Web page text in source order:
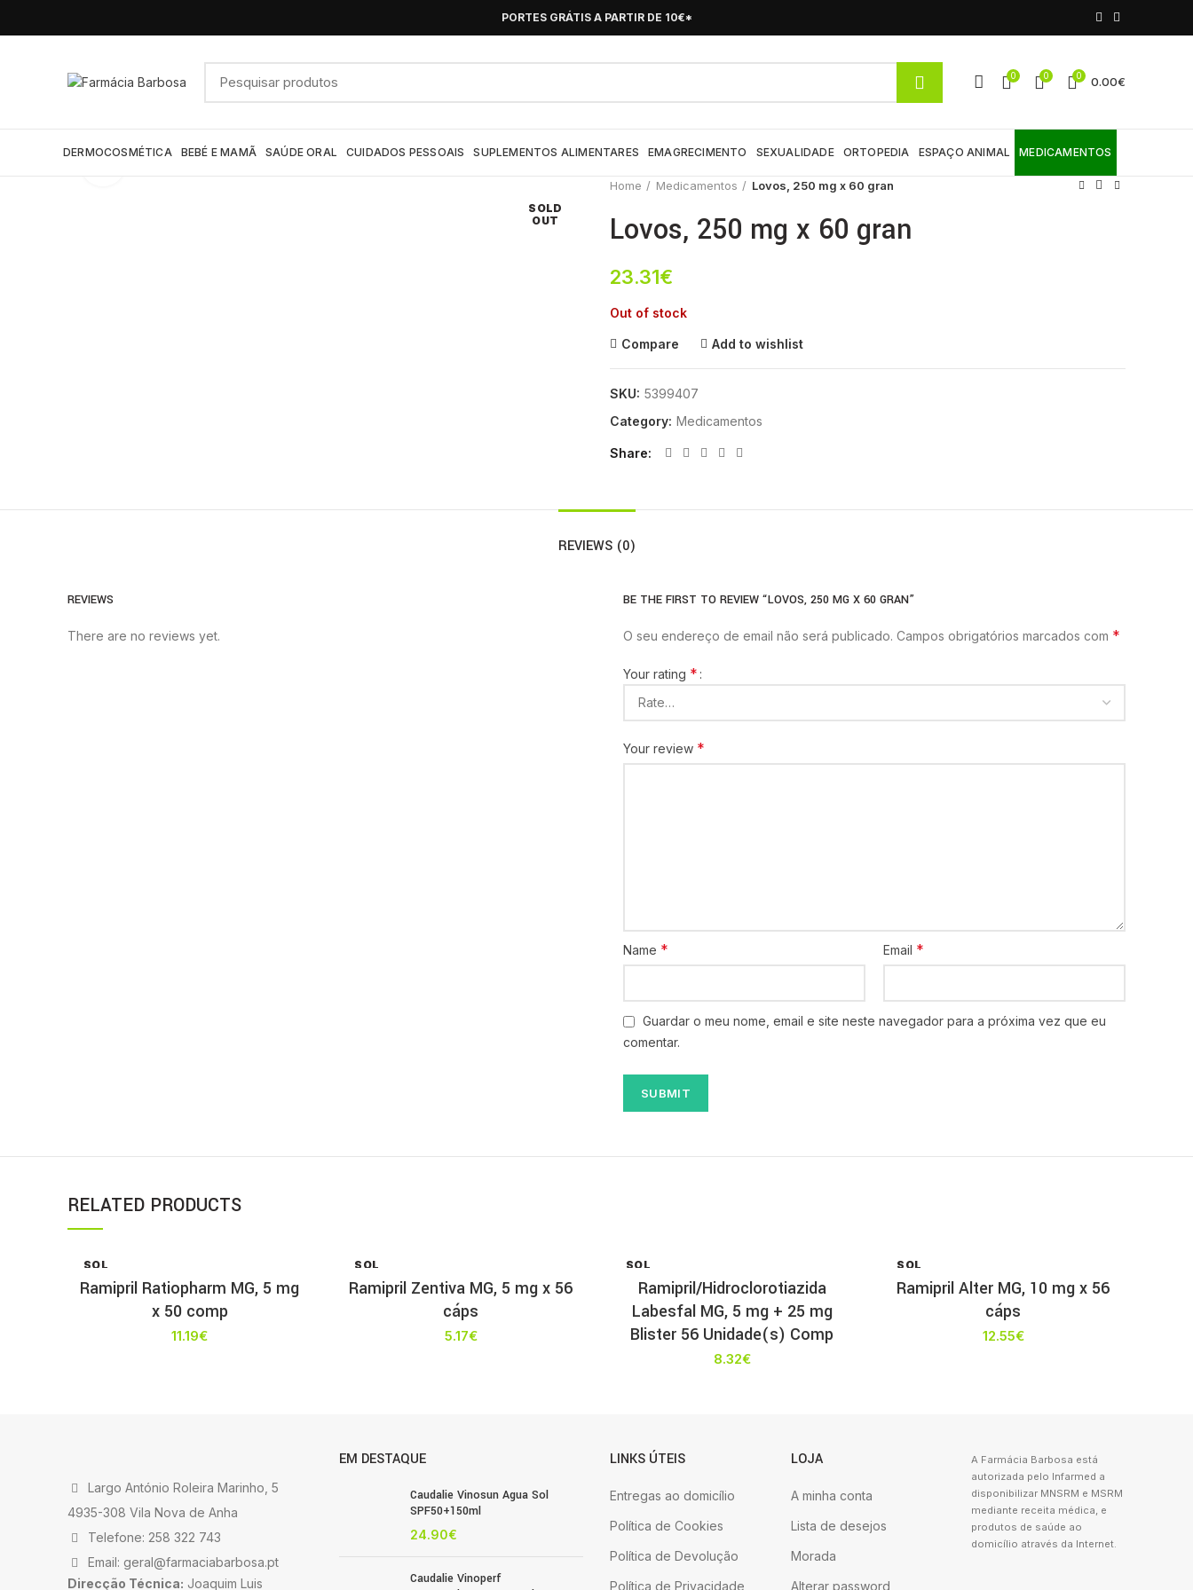
PORTES GRÁTIS A PARTIR DE 10€*
0 0 0 0.00€
DERMOCOSMÉTICA BEBÉ E MAMÃ SAÚDE ORAL CUIDADOS PESSOAIS SUPLEMENTOS ALIMENTARES EMAGRECIMENTO SEXUALIDADE ORTOPEDIA ESPAÇO ANIMAL MEDICAMENTOS
SOLD
OUT
Home
Medicamentos Lovos, 250 mg x 60 gran
Lovos, 250 mg x 60 gran
23.31€
Out of stock
Compare Add to wishlist
SKU: 5399407
Category: Medicamentos
Share
REVIEWS (0)
REVIEWS
There are no reviews yet.
BE THE FIRST TO REVIEW “LOVOS, 250 MG X 60 GRAN”
O seu endereço de email não será publicado. Campos obrigatórios marcados com *
Your rating *
Your review *
Name * Email *
Guardar o meu nome, email e site neste navegador para a próxima vez que eu
comentar.
RELATED PRODUCTS
SOL
T
Ramipril Ratiopharm MG, 5 mg
x 50 comp
11.19€
SOL
T
Ramipril Zentiva MG, 5 mg x 56
cáps
5.17€
SOL
T
Ramipril/Hidroclorotiazida
Labesfal MG, 5 mg + 25 mg
Blister 56 Unidade(s) Comp
8.32€
SOL
T
Ramipril Alter MG, 10 mg x 56
cáps
12.55€
Largo António Roleira Marinho, 5
4935-308 Vila Nova de Anha
Telefone: 258 322 743
Email: geral@farmaciabarbosa.pt
Direcção Técnica: Joaquim Luis
EM DESTAQUE
Caudalie Vinosun Agua Sol
SPF50+150ml
24.90€
Caudalie Vinoperf
LINKS ÚTEIS
Entregas ao domicílio
Política de Cookies
Política de Devolução
Política de Privacidade
LOJA
A minha conta
Lista de desejos
Morada
Alterar password
A Farmácia Barbosa está
autorizada pelo Infarmed a
disponibilizar MNSRM e MSRM
mediante receita médica, e
produtos de saúde ao
domicílio através da Internet.